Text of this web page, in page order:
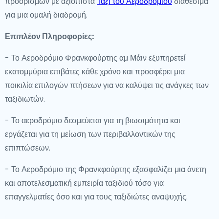
για μια ομαλή διαδρομή.
Επιπλέον Πληροφορίες:
- Το Αεροδρόμιο Φρανκφούρτης αμ Μάιν εξυπηρετεί
εκατομμύρια επιβάτες κάθε χρόνο και προσφέρει μια
ποικιλία επιλογών πτήσεων για να καλύψει τις ανάγκες των
ταξιδιωτών.
- Το αεροδρόμιο δεσμεύεται για τη βιωσιμότητα και
εργάζεται για τη μείωση των περιβαλλοντικών της
επιπτώσεων.
- Το Αεροδρόμιο της Φρανκφούρτης εξασφαλίζει μια άνετη
και αποτελεσματική εμπειρία ταξιδιού τόσο για
επαγγελματίες όσο και για τους ταξιδιώτες αναψυχής.